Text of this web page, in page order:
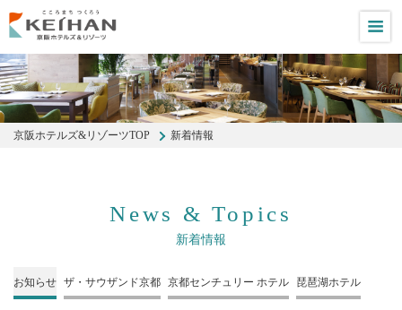
京阪ホテルズ&リゾーツTOP 新着情報
News & Topics
新着情報
お知らせ ザ・サウザンド京都 京都センチュリー ホテル 琵琶湖ホテル